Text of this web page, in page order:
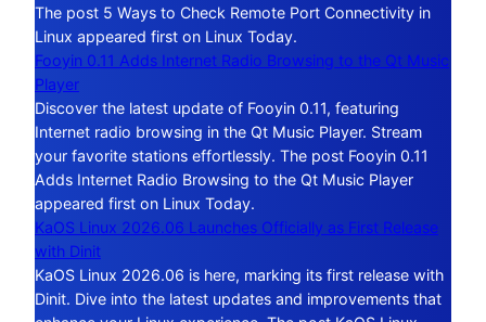
The post 5 Ways to Check Remote Port Connectivity in
Linux appeared first on Linux Today.
Fooyin 0.11 Adds Internet Radio Browsing to the Qt Music
Player
Discover the latest update of Fooyin 0.11, featuring
Internet radio browsing in the Qt Music Player. Stream
your favorite stations effortlessly. The post Fooyin 0.11
Adds Internet Radio Browsing to the Qt Music Player
appeared first on Linux Today.
KaOS Linux 2026.06 Launches Officially as First Release
with Dinit
KaOS Linux 2026.06 is here, marking its first release with
Dinit. Dive into the latest updates and improvements that